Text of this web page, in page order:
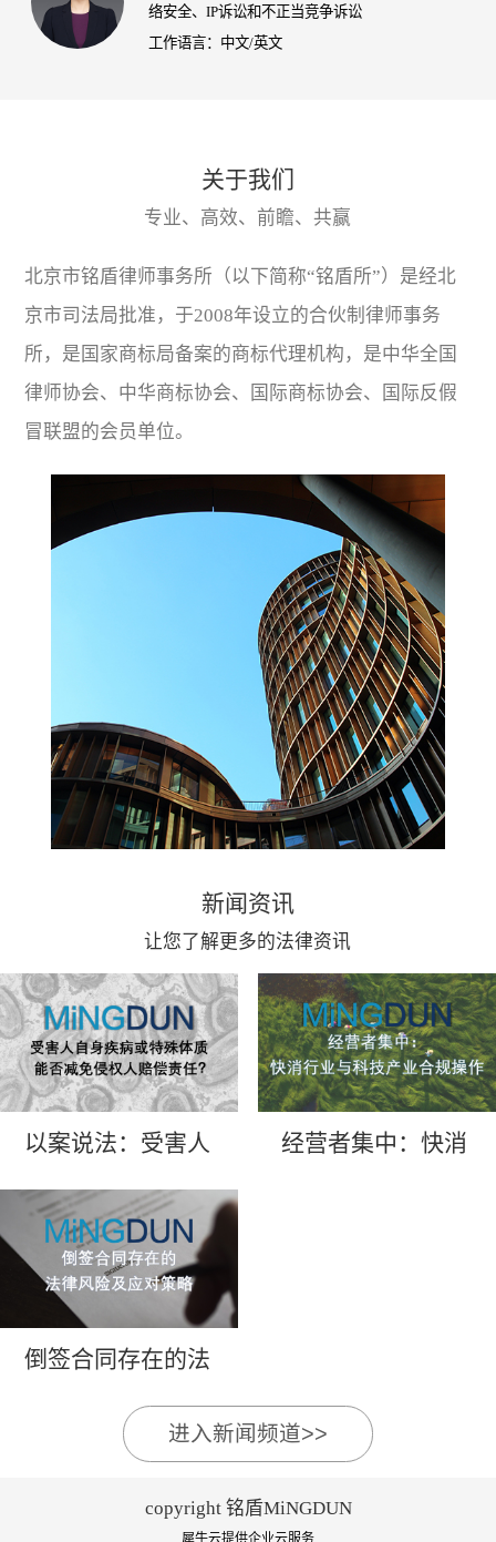
络安全、IP诉讼和不正当竞争诉讼
工作语言：中文/英文
关于我们
专业、高效、前瞻、共赢
北京市铭盾律师事务所（以下简称“铭盾所”）是经北
京市司法局批准，于2008年设立的合伙制律师事务
所，是国家商标局备案的商标代理机构，是中华全国
律师协会、中华商标协会、国际商标协会、国际反假
冒联盟的会员单位。
新闻资讯
让您了解更多的法律资讯
以案说法：受害人
质能否减免侵权人
赔偿责任？
经营者集中：快消
倒签合同存在的法
进入新闻频道>>
copyright 铭盾MiNGDUN
犀牛云提供企业云服务